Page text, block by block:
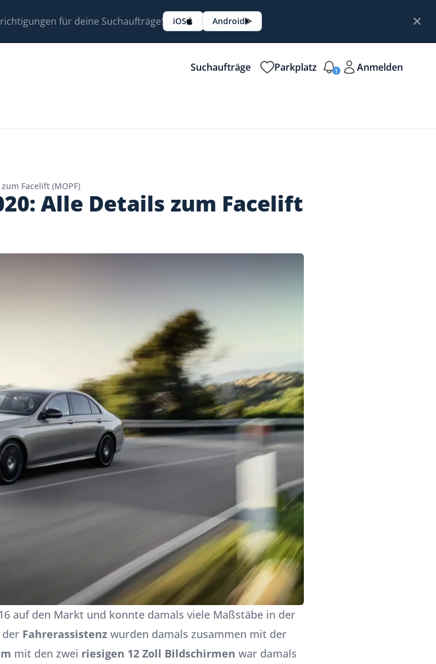
für deine Suchaufträge! iOS Android
Suchaufträge Parkplatz 1 Anmelden
Facelift (MOPF)
Alle Details zum Facelift
auf den Markt und konnte damals viele Maßstäbe in der
der Fahrerassistenz wurden damals zusammen mit der
mit den zwei riesigen 12 Zoll Bildschirmen war damals